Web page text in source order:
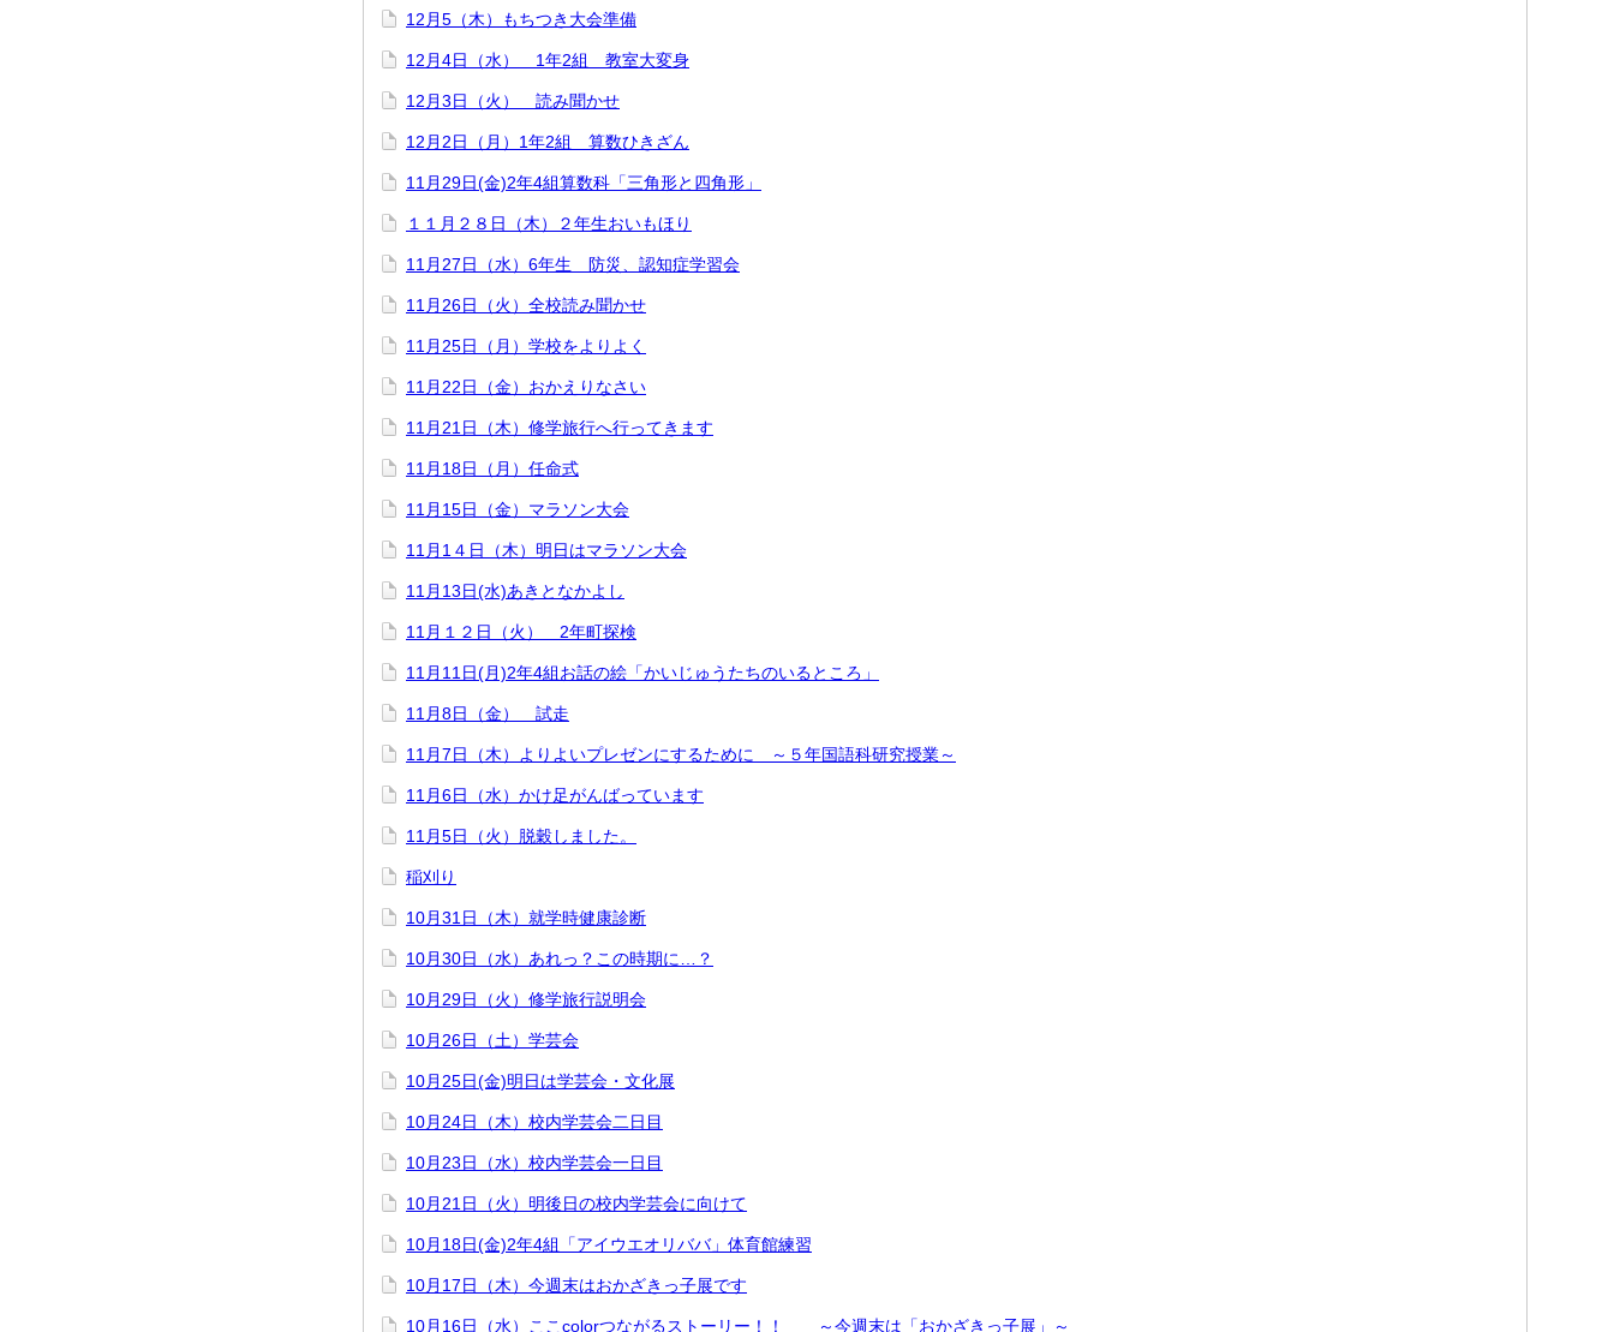
12月5（木）もちつき大会準備
12月4日（水） 1年2組 教室大変身
12月3日（火） 読み聞かせ
12月2日（月）1年2組 算数ひきざん
11月29日(金)2年4組算数科「三角形と四角形」
１１月２８日（木）２年生おいもほり
11月27日（水）6年生 防災、認知症学習会
11月26日（火）全校読み聞かせ
11月25日（月）学校をよりよく
11月22日（金）おかえりなさい
11月21日（木）修学旅行へ行ってきます
11月18日（月）任命式
11月15日（金）マラソン大会
11月1４日（木）明日はマラソン大会
11月13日(水)あきとなかよし
11月１２日（火） 2年町探検
11月11日(月)2年4組お話の絵「かいじゅうたちのいるところ」
11月8日（金） 試走
11月7日（木）よりよいプレゼンにするために ～５年国語科研究授業～
11月6日（水）かけ足がんばっています
11月5日（火）脱穀しました。
稲刈り
10月31日（木）就学時健康診断
10月30日（水）あれっ？この時期に…？
10月29日（火）修学旅行説明会
10月26日（土）学芸会
10月25日(金)明日は学芸会・文化展
10月24日（木）校内学芸会二日目
10月23日（水）校内学芸会一日目
10月21日（火）明後日の校内学芸会に向けて
10月18日(金)2年4組「アイウエオリババ」体育館練習
10月17日（木）今週末はおかざきっ子展です
10月16日（水）ここcolorつながるストーリー！！ ～今週末は「おかざきっ子展」～